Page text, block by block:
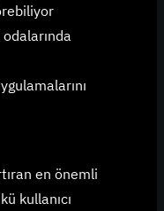
en önemli
kullanıcı